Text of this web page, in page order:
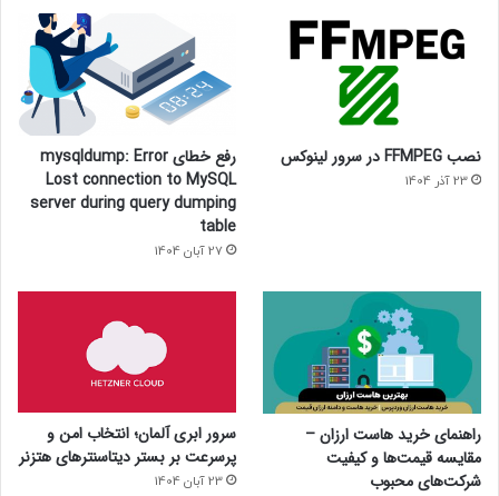
نصب FFMPEG در سرور لینوکس
23 آذر 1404
رفع خطای mysqldump: Error
Lost connection to MySQL
server during query dumping
table
27 آبان 1404
راهنمای خرید هاست ارزان –
مقایسه قیمت‌ها و کیفیت
شرکت‌های محبوب
سرور ابری آلمان؛ انتخاب امن و
پرسرعت بر بستر دیتاسنترهای هتزنر
23 آبان 1404